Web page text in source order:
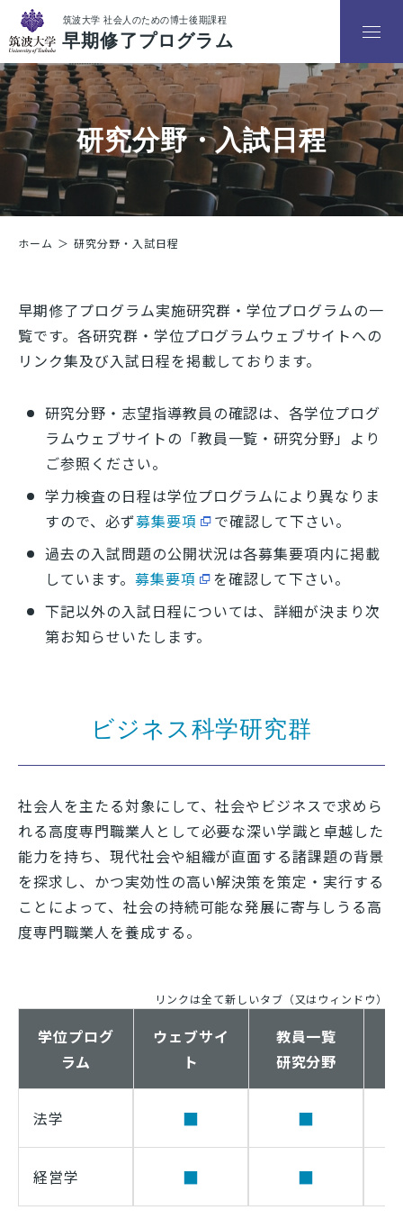
プログラム概要
入学までの流れ
プログラム審査要件
研究分野・入試日程
説明会
実施状況
アクセス お問い合わせ
サイトマップ ENGLISH
研究分野・入試日程
ホーム 研究分野・入試日程
早期修了プログラム実施研究群・学位プログラムの一
覧です。各研究群・学位プログラムウェブサイトへの
リンク集及び入試日程を掲載しております。
研究分野・志望指導教員の確認は、各学位プログ
ラムウェブサイトの「教員一覧・研究分野」より
ご参照ください。
学力検査の日程は学位プログラムにより異なりま
すので、必ず募集要項
で確認して下さい。
過去の入試問題の公開状況は各募集要項内に掲載
しています。 募集要項
を確認して下さい。
下記以外の入試日程については、詳細が決まり次
第お知らせいたします。
ビジネス科学研究群
社会人を主たる対象にして、社会やビジネスで求めら
れる高度専門職業人として必要な深い学識と卓越した
能力を持ち、現代社会や組織が直面する諸課題の背景
を探求し、かつ実効性の高い解決策を策定・実行する
ことによって、社会の持続可能な発展に寄与しうる高
度専門職業人を養成する。
リンクは全て新しいタブ（又はウィンドウ）で
学位プログ
ラム
ウェブサイ
ト
教員一覧
研究分野
法学 ■ ■
経営学 ■ ■